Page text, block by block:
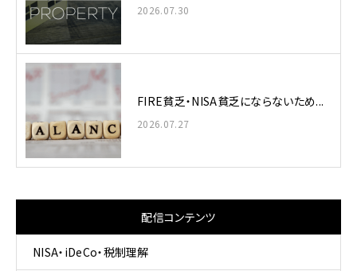
2026.07.30
FIRE貧乏・NISA貧乏にならないため...
2026.07.27
配信コンテンツ
NISA・iDeCo・税制理解